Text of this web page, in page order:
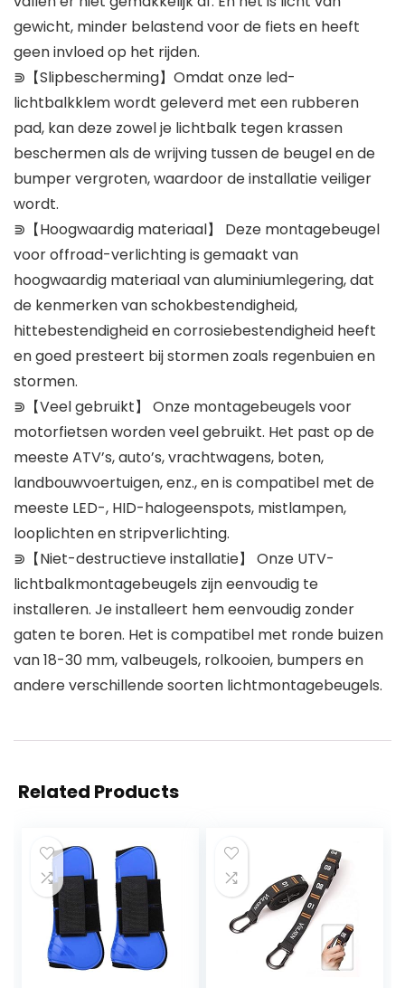
gewicht, minder belastend voor de fiets en heeft
geen invloed op het rijden.
⋑【Slipbescherming】Omdat onze led-
lichtbalkklem wordt geleverd met een rubberen
pad, kan deze zowel je lichtbalk tegen krassen
beschermen als de wrijving tussen de beugel en de
bumper vergroten, waardoor de installatie veiliger
wordt.
⋑【Hoogwaardig materiaal】 Deze montagebeugel
voor offroad-verlichting is gemaakt van
hoogwaardig materiaal van aluminiumlegering, dat
de kenmerken van schokbestendigheid,
hittebestendigheid en corrosiebestendigheid heeft
en goed presteert bij stormen zoals regenbuien en
stormen.
⋑【Veel gebruikt】 Onze montagebeugels voor
motorfietsen worden veel gebruikt. Het past op de
meeste ATV’s, auto’s, vrachtwagens, boten,
landbouwvoertuigen, enz., en is compatibel met de
meeste LED-, HID-halogeenspots, mistlampen,
looplichten en stripverlichting.
⋑【Niet-destructieve installatie】 Onze UTV-
lichtbalkmontagebeugels zijn eenvoudig te
installeren. Je installeert hem eenvoudig zonder
gaten te boren. Het is compatibel met ronde buizen
van 18-30 mm, valbeugels, rolkooien, bumpers en
andere verschillende soorten lichtmontagebeugels.
Related Products